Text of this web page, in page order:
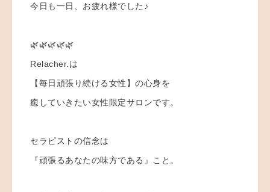
今日も一日、お疲れ様でした♪
🌿🌿🌿🌿🌿
Relacher.は
【毎日頑張り続ける女性】の心身を
癒していきたい女性限定サロンです。
セラピストの信念は
『頑張るあなたの味方である』こと。